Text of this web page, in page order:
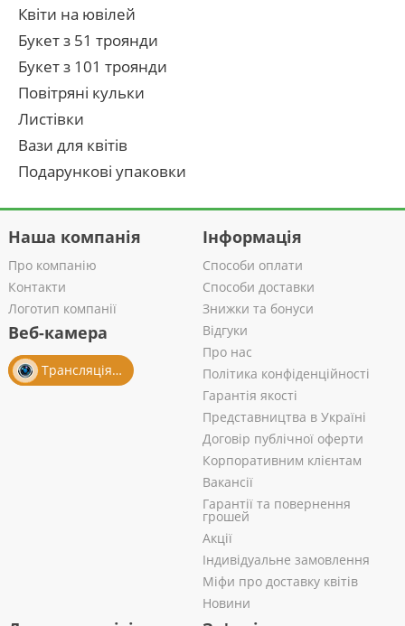
Квіти на ювілей
Букет з 51 троянди
Букет з 101 троянди
Повітряні кульки
Листівки
Вази для квітів
Подарункові упаковки
Наша компанія
Про компанію
Контакти
Логотип компанії
Веб-камера
Трансляція із салону
Інформація
Способи оплати
Способи доставки
Знижки та бонуси
Відгуки
Про нас
Політика конфіденційності
Гарантія якості
Представництва в Україні
Договір публічної оферти
Корпоративним клієнтам
Вакансії
Гарантії та повернення
грошей
Акції
Індивідуальне замовлення
Міфи про доставку квітів
Новини